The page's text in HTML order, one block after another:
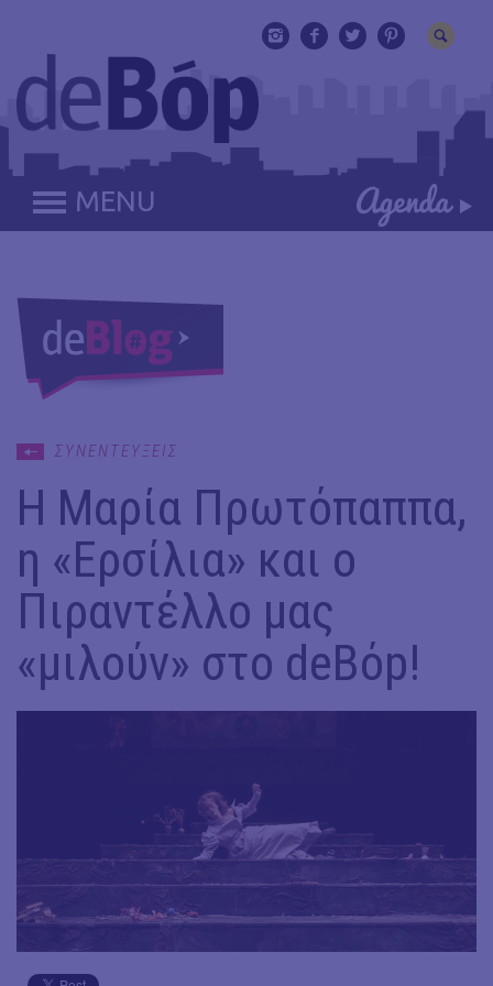
MENU
ΣΥΝΕΝΤΕΥΞΕΙΣ
Η Μαρία Πρωτόπαππα,
η «Ερσίλια» και ο
Πιραντέλλο μας
«μιλούν» στο deBόp!